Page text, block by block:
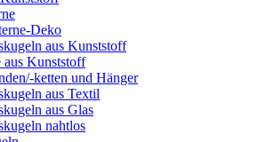
Deko
aus Kunststoff
aus Kunststoff
ketten und Hänger
aus Textil
aus Glas
nahtlos